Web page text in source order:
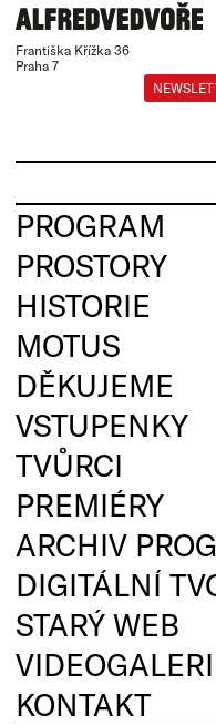
Františka Křížka 36
Praha 7
PROGRAM
PROSTORY
HISTORIE
MOTUS
DĚKUJEME
VSTUPENKY
TVŮRCI
PREMIÉRY
ARCHIV
DIGITÁLNÍ
STARÝ WEB
KONTAKT